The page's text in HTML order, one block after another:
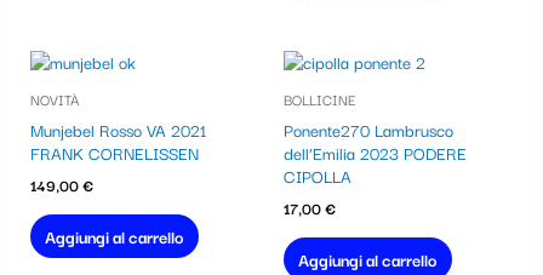
NOVITÀ
Munjebel Rosso VA 2021
FRANK CORNELISSEN
149,00€
Aggiungi al carrello
BOLLICINE
Ponente270 Lambrusco
dell’Emilia 2023 PODERE
CIPOLLA
17,00€
Aggiungi al carrello